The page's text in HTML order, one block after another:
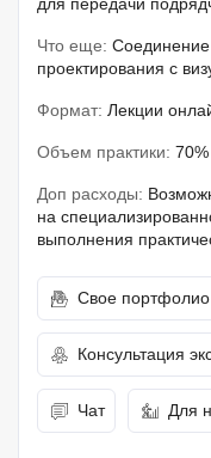
Что еще: Соединение
проектирования с
Формат: Лекции
Объем практики: 70%
Доп расходы:
на
выполнения
Свое портфолио
Консультация
Чат Для